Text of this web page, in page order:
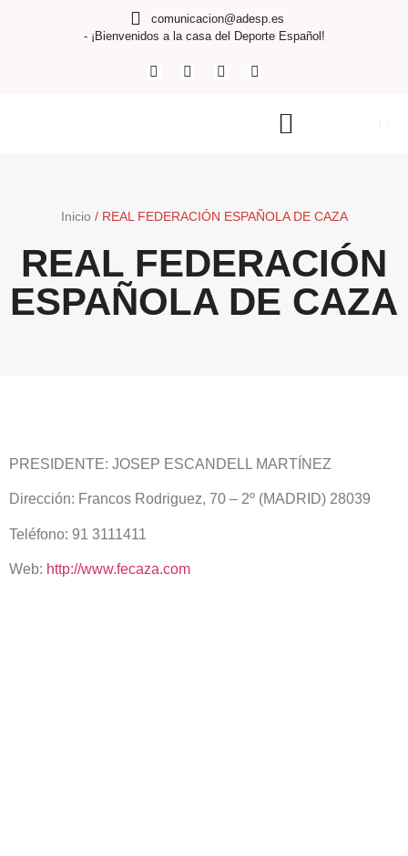
comunicacion@adesp.es
- ¡Bienvenidos a la casa del Deporte Español!
Inicio / REAL FEDERACIÓN ESPAÑOLA DE CAZA
REAL FEDERACIÓN
ESPAÑOLA DE CAZA
PRESIDENTE: JOSEP ESCANDELL MARTÍNEZ
Dirección: Francos Rodriguez, 70 – 2º (MADRID) 28039
Teléfono: 91 3111411
Web: http://www.fecaza.com